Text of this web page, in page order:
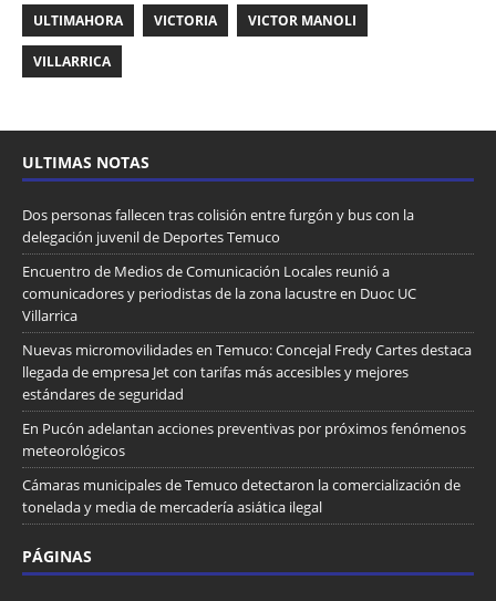
ULTIMAHORA VICTORIA VICTOR MANOLI
VILLARRICA
ULTIMAS NOTAS
Dos personas fallecen tras colisión entre furgón y bus con la
delegación juvenil de Deportes Temuco
Encuentro de Medios de Comunicación Locales reunió a
comunicadores y periodistas de la zona lacustre en Duoc UC
Villarrica
Nuevas micromovilidades en Temuco: Concejal Fredy Cartes destaca
llegada de empresa Jet con tarifas más accesibles y mejores
estándares de seguridad
En Pucón adelantan acciones preventivas por próximos fenómenos
meteorológicos
Cámaras municipales de Temuco detectaron la comercialización de
tonelada y media de mercadería asiática ilegal
PÁGINAS